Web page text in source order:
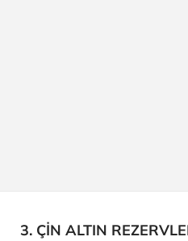
3. ÇİN ALTIN